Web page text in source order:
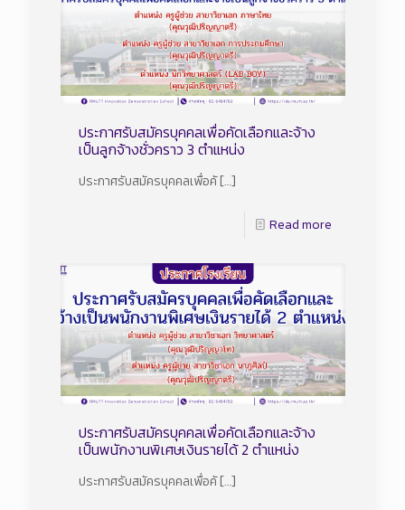
ประกาศรับสมัครบุคคลเพื่อคัดเลือกและจ้าง
เป็นลูกจ้างชั่วคราว 3 ตำแหน่ง
ประกาศรับสมัครบุคคลเพื่อคั[…]
Read more
ประกาศรับสมัครบุคคลเพื่อคัดเลือกและจ้าง
เป็นพนักงานพิเศษเงินรายได้ 2 ตำแหน่ง
ประกาศรับสมัครบุคคลเพื่อคั[…]